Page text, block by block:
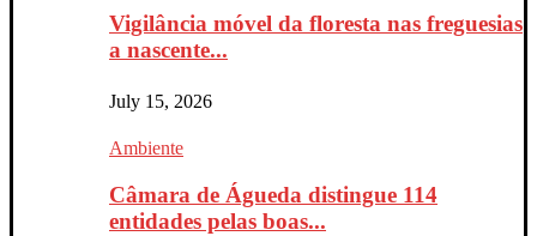
Vigilância móvel da floresta nas freguesias
a nascente...
July 15, 2026
Ambiente
Câmara de Águeda distingue 114
entidades pelas boas...